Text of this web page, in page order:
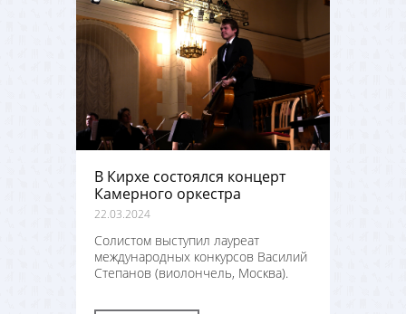
В Кирхе состоялся концерт
Камерного оркестра
22.03.2024
Солистом выступил лауреат
международных конкурсов Василий
Степанов (виолончель, Москва).